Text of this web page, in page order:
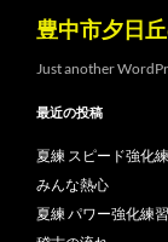
豊中市夕日
Just another
最近の投稿
夏練 スピード強化
みんな熱心
夏練 パワー強化練